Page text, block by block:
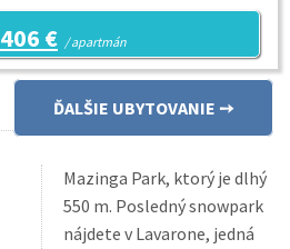
406 € / apartmán
ĎALŠIE UBYTOVANIE
Mazinga Park, ktorý je dlhý
550 m. Posledný snowpark
nájdete v Lavarone, jedná